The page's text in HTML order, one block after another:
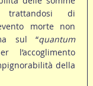
trattandosi di
morte non
sul “quantum
l’accoglimento
della